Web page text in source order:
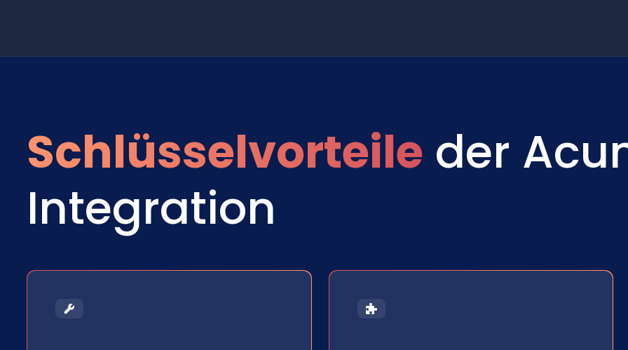
Schlüsselvorteile der
Integration